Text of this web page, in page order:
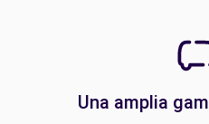
Una amplia